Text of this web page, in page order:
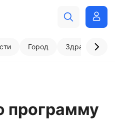
Город
программу